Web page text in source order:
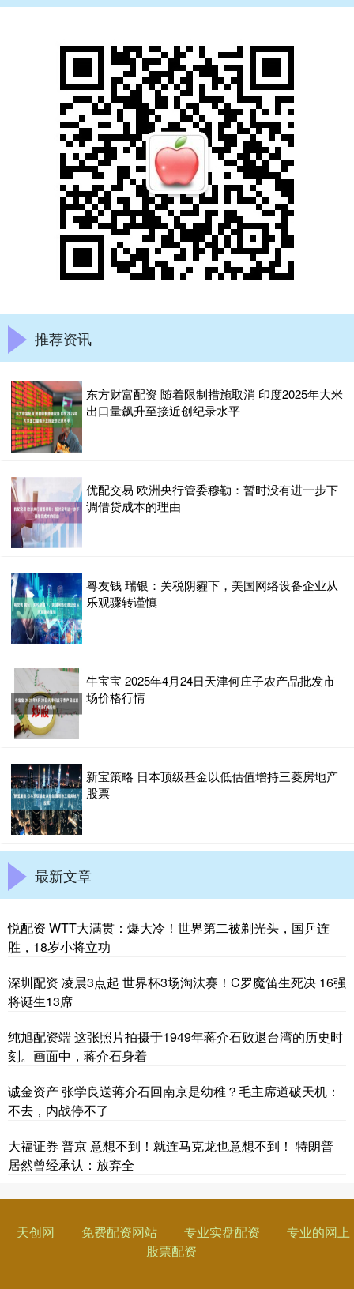
推荐资讯
东方财富配资 随着限制措施取消 印度2025年大米
出口量飙升至接近创纪录水平
优配交易 欧洲央行管委穆勒：暂时没有进一步下
调借贷成本的理由
粤友钱 瑞银：关税阴霾下，美国网络设备企业从
乐观骤转谨慎
牛宝宝 2025年4月24日天津何庄子农产品批发市
场价格行情
新宝策略 日本顶级基金以低估值增持三菱房地产
股票
最新文章
悦配资 WTT大满贯：爆大冷！世界第二被剃光头，国乒连
胜，18岁小将立功
深圳配资 凌晨3点起 世界杯3场淘汰赛！C罗魔笛生死决 16强
将诞生13席
纯旭配资端 这张照片拍摄于1949年蒋介石败退台湾的历史时
刻。画面中，蒋介石身着
诚金资产 张学良送蒋介石回南京是幼稚？毛主席道破天机：
不去，内战停不了
大福证券 普京 意想不到！就连马克龙也意想不到！ 特朗普
居然曾经承认：放弃全
天创网 免费配资网站 专业实盘配资
专业的网上
股票配资